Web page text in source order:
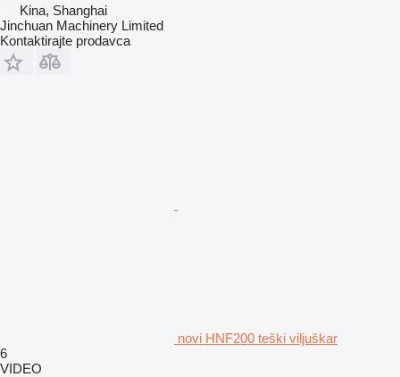
Kina, Shanghai
Jinchuan Machinery Limited
Kontaktirajte prodavca
novi HNF200 teški viljuškar
6
VIDEO